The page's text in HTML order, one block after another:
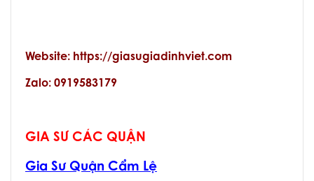
Website: https://giasugiadinhviet.com
Zalo: 0919583179
GIA SƯ CÁC QUẬN
Gia Sư Quận Cẩm Lệ